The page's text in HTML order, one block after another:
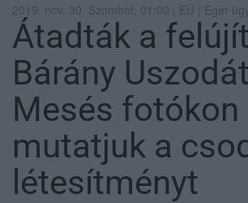
2019. nov. 30. Szombat, 01:00 | EÜ | Eger
Átadták a
Bárány
Mesés fotókon
mutatjuk a
létesítményt